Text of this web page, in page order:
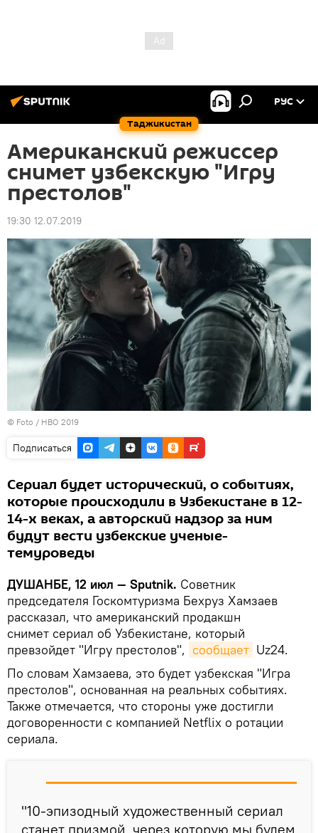
Таджикистан
РУС
Американский режиссер
снимет узбекскую "Игру
престолов"
19:30 12.07.2019
© Foto / HBO 2019
Подписаться
Сериал будет исторический, о событиях,
которые происходили в Узбекистане в 12-
14-х веках, а авторский надзор за ним
будут вести узбекские ученые-
темуроведы
ДУШАНБЕ, 12 июл — Sputnik. Советник
председателя Госкомтуризма Бехруз Хамзаев
рассказал, что американский продакшн
снимет сериал об Узбекистане, который
превзойдет "Игру престолов", сообщает Uz24.
По словам Хамзаева, это будет узбекская "Игра
престолов", основанная на реальных событиях.
Также отмечается, что стороны уже достигли
договоренности с компанией Netflix о ротации
сериала.
"10-эпизодный художественный сериал
станет призмой, через которую мы будем